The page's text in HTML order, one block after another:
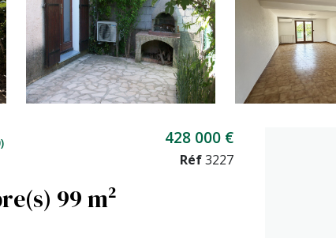
Maison 5 pièce(s) 3 chambre(s) 99 m²
428 000 €
Réf3227